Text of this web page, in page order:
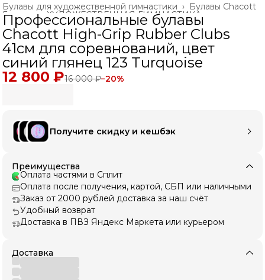
Булавы Chacott
Булавы для художественной гимнастики ›
ХУДОЖЕСТВЕННАЯ ГИМНАСТИКА
Главная ›
Профессиональные булавы
Chacott High-Grip Rubber Clubs
41см для соревнований, цвет
синий глянец 123 Turquoise
12 800 ₽16 000 ₽−20%
Получите скидку и кешбэк
Преимущества
Оплата частями в Сплит
Оплата после получения, картой, СБП или наличными
Заказ от 2000 рублей доставка за наш счёт
Удобный возврат
Доставка в ПВЗ Яндекс Маркета или курьером
Доставка